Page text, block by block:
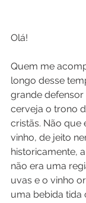
Olá!
Quem me
longo desse
grande
cerveja o trono
cristãs. Não que
vinho, de jeito
historicamente,
não era uma
uvas e o vinho
uma bebida tida